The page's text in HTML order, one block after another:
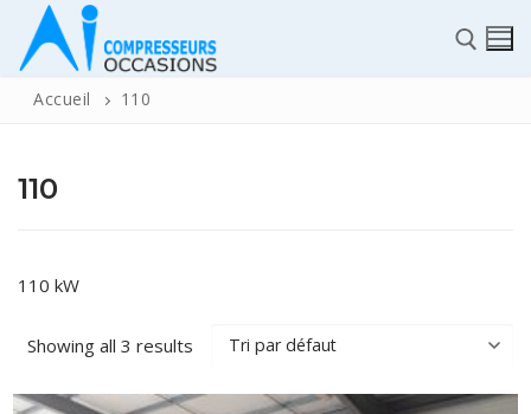
ACCUEIL
Pièces détachées
Accueil 110
110
110 kW
Showing all 3 results